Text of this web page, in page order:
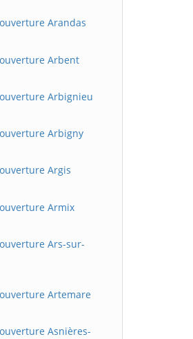
Arandas
Arbent
Arbignieu
Arbigny
Argis
Armix
Ars-sur-
Artemare
Asnières-